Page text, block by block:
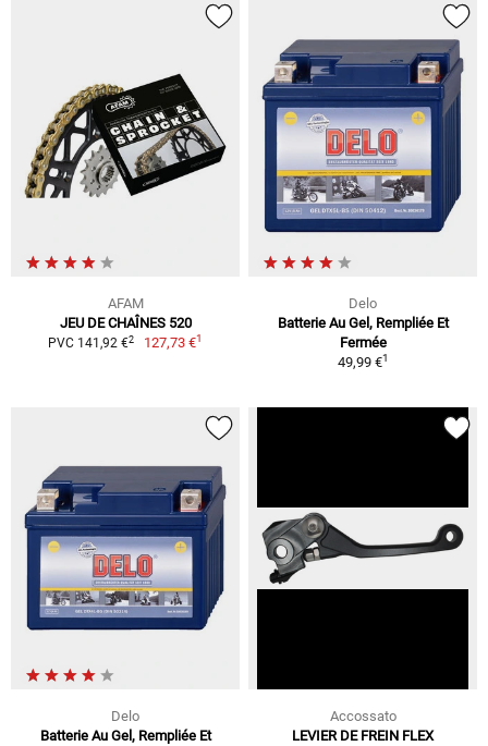
AFAM
JEU DE CHAÎNES 520
PVC 141,92 €2 127,73 €1
Delo
Batterie Au Gel, Rempliée Et
Fermée
49,99 €1
Delo
Batterie Au Gel, Rempliée Et
Accossato
LEVIER DE FREIN FLEX